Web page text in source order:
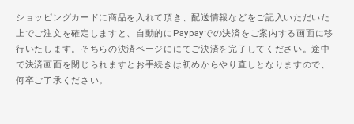
ショッピングカードに商品を入れて頂き、配送情報などをご記入いただいた
上でご注文を確定しますと、自動的にPaypayでの決済をご案内する画面に移
行いたします。そちらの決済ページににてご決済を完了してください。途中
で決済画面を閉じられますとお手続きは初めからやり直しとなりますので、
何卒ご了承ください。